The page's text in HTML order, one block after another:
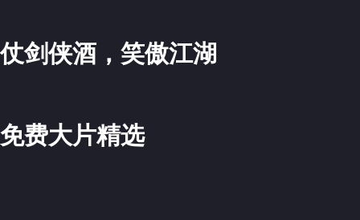
仗剑侠酒，笑傲江湖
>
免费大片精选
>